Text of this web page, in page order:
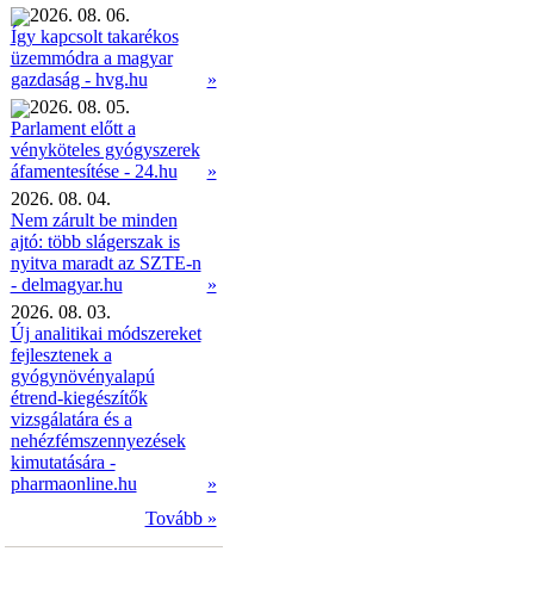
2026. 08. 06.
Így kapcsolt takarékos
üzemmódra a magyar
gazdaság - hvg.hu
»
2026. 08. 05.
Parlament előtt a
vényköteles gyógyszerek
áfamentesítése - 24.hu
»
2026. 08. 04.
Nem zárult be minden
ajtó: több slágerszak is
nyitva maradt az SZTE-n
- delmagyar.hu
»
2026. 08. 03.
Új analitikai módszereket
fejlesztenek a
gyógynövényalapú
étrend-kiegészítők
vizsgálatára és a
nehézfémszennyezések
kimutatására -
pharmaonline.hu
»
Tovább »